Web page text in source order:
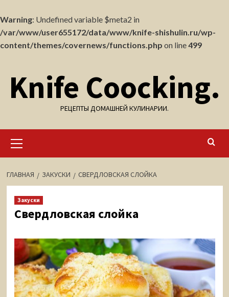
Warning: Undefined variable $meta2 in
/var/www/user655172/data/www/knife-shishulin.ru/wp-
content/themes/covernews/functions.php on line499
содержимому
Knife Coocking.
РЕЦЕПТЫ ДОМАШНЕЙ КУЛИНАРИИ.
меню
ГЛАВНАЯ ЗАКУСКИ СВЕРДЛОВСКАЯ СЛОЙКА
Закуски
Свердловская слойка